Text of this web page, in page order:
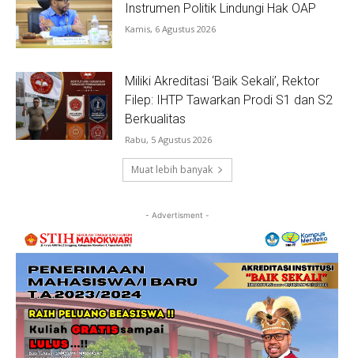
Instrumen Politik Lindungi Hak OAP
Kamis, 6 Agustus 2026
Miliki Akreditasi ‘Baik Sekali’, Rektor
Filep: IHTP Tawarkan Prodi S1 dan S2
Berkualitas
Rabu, 5 Agustus 2026
Muat lebih banyak
- Advertisment -